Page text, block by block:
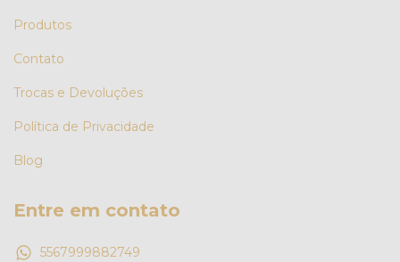
Produtos
Contato
Trocas e Devoluções
Política de Privacidade
Blog
Entre em contato
5567999882749